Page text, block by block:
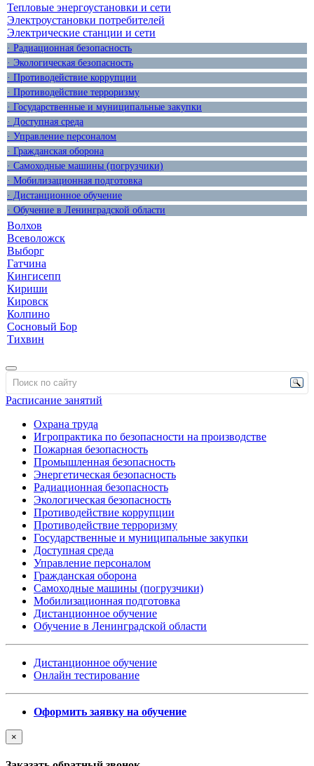
Тепловые энергоустановки и сети
Электроустановки потребителей
Электрические станции и сети
· Радиационная безопасность
· Экологическая безопасность
· Противодействие коррупции
· Противодействие терроризму
· Государственные и муниципальные закупки
· Доступная среда
· Управление персоналом
· Гражданская оборона
· Самоходные машины (погрузчики)
· Мобилизационная подготовка
· Дистанционное обучение
· Обучение в Ленинградской области
Волхов
Всеволожск
Выборг
Гатчина
Кингисепп
Кириши
Кировск
Колпино
Сосновый Бор
Тихвин
Расписание занятий
Охрана труда
Игропрактика по безопасности на производстве
Пожарная безопасность
Промышленная безопасность
Энергетическая безопасность
Радиационная безопасность
Экологическая безопасность
Противодействие коррупции
Противодействие терроризму
Государственные и муниципальные закупки
Доступная среда
Управление персоналом
Гражданская оборона
Самоходные машины (погрузчики)
Мобилизационная подготовка
Дистанционное обучение
Обучение в Ленинградской области
Дистанционное обучение
Онлайн тестирование
Оформить заявку на обучение
×